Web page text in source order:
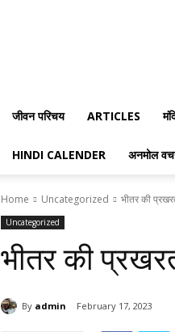
जीवन परिचय ARTICLES
HINDI CALENDER अनमोल
Home Uncategorized भीतर की
Uncategorized
भीतर की
By admin February 17, 2023